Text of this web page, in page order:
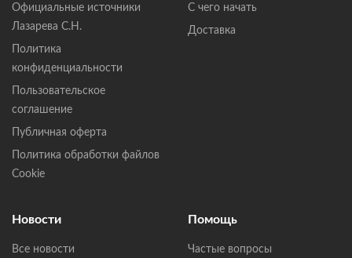
Официальные источники
Лазарева С.Н.
Политика
конфиденциальности
Пользовательское
соглашение
Публичная оферта
Политика обработки файлов
Cookie
С чего начать
Доставка
Новости
Все новости
Помощь
Частые вопросы